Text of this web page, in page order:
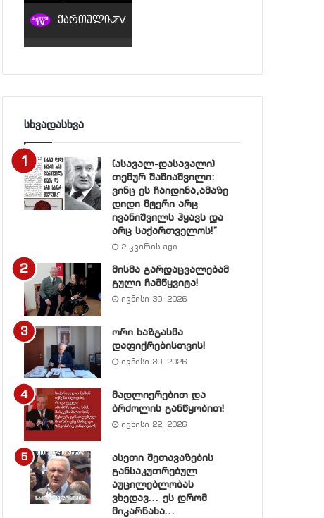
სხვადასხვა
(ასავალ-დასავალი)
თემურ შაშიაშვილი:
ვინც ეს ჩაიდინა,ამაზე
დიდი მტერი არც
ივანიშვილს ჰყავს და
არც საქართველოს!”
2 კვირის ago
მისმა გარდაცვალებამ
გული ჩამწყვიტა!
ივნისი 30, 2026
ორი ხაზგასმა
დაფიქრებისთვის!
ივნისი 30, 2026
მადლიერებით და
ბრძოლის განწყობით!
ივნისი 22, 2026
ასეთი შეთავაზების
განსაკუთრებულ
აუცილებლობას
ვხედავ… ეს დრომ
მიკარნახა…